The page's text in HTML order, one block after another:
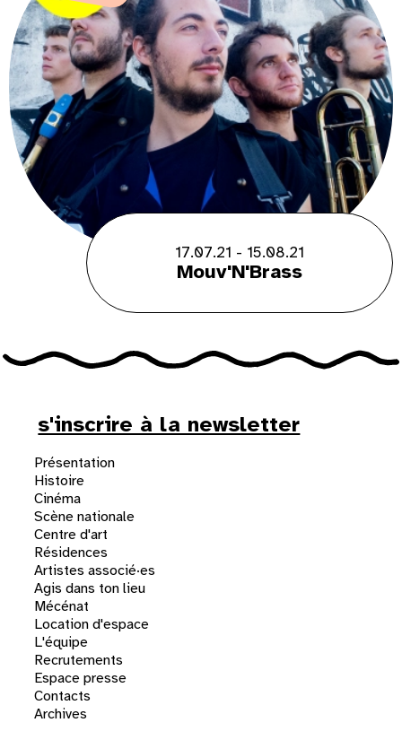
17.07.21 - 15.08.21
Mouv'N'Brass
s'inscrire à la newsletter
Présentation
Histoire
Cinéma
Scène nationale
Centre d'art
Résidences
Artistes associé·es
Agis dans ton lieu
Mécénat
Location d'espace
L'équipe
Recrutements
Espace presse
Contacts
Archives